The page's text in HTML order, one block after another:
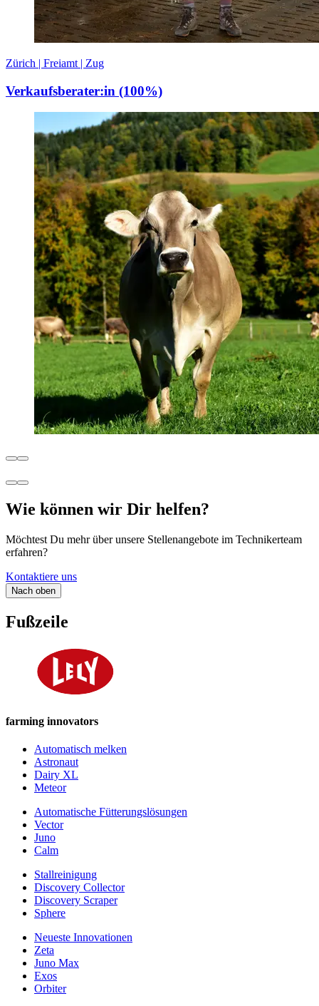
Zürich | Freiamt | Zug
Verkaufsberater:in (100%)
Wie können wir Dir helfen?
Möchtest Du mehr über unsere Stellenangebote im Technikerteam
erfahren?
Kontaktiere uns
Nach oben
Fußzeile
farming innovators
Automatisch melken
Astronaut
Dairy XL
Meteor
Automatische Fütterungslösungen
Vector
Juno
Calm
Stallreinigung
Discovery Collector
Discovery Scraper
Sphere
Neueste Innovationen
Zeta
Juno Max
Exos
Orbiter